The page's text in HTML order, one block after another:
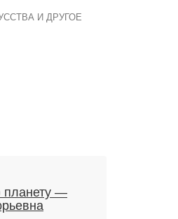
И ДРУГОЕ
планету —